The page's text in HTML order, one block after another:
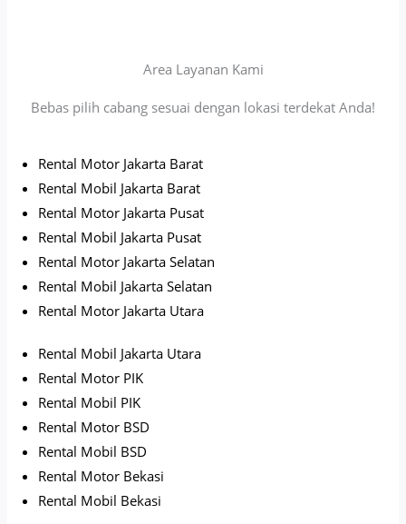
Area Layanan Kami
Bebas pilih cabang sesuai dengan lokasi terdekat Anda!
Rental Motor Jakarta Barat
Rental Mobil Jakarta Barat
Rental Motor Jakarta Pusat
Rental Mobil Jakarta Pusat
Rental Motor Jakarta Selatan
Rental Mobil Jakarta Selatan
Rental Motor Jakarta Utara
Rental Mobil Jakarta Utara
Rental Motor PIK
Rental Mobil PIK
Rental Motor BSD
Rental Mobil BSD
Rental Motor Bekasi
Rental Mobil Bekasi